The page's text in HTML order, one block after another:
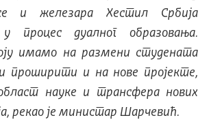
и железара Хестил Србија
процес дуалног образовања.
имамо на размени студената
проширити и на нове пројекте,
науке и трансфера нових
рекао је министар Шарчевић.